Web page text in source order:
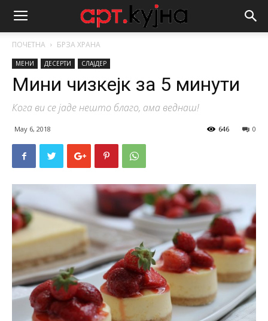
ПОЧЕТНА БРЗА ХРАНА
МЕНИ ДЕСЕРТИ СЛАЈДЕР
Мини чизкејк за 5 минути
Кога ви се јаде нешто благо, ама веднаш!
May 6, 2018 0
646